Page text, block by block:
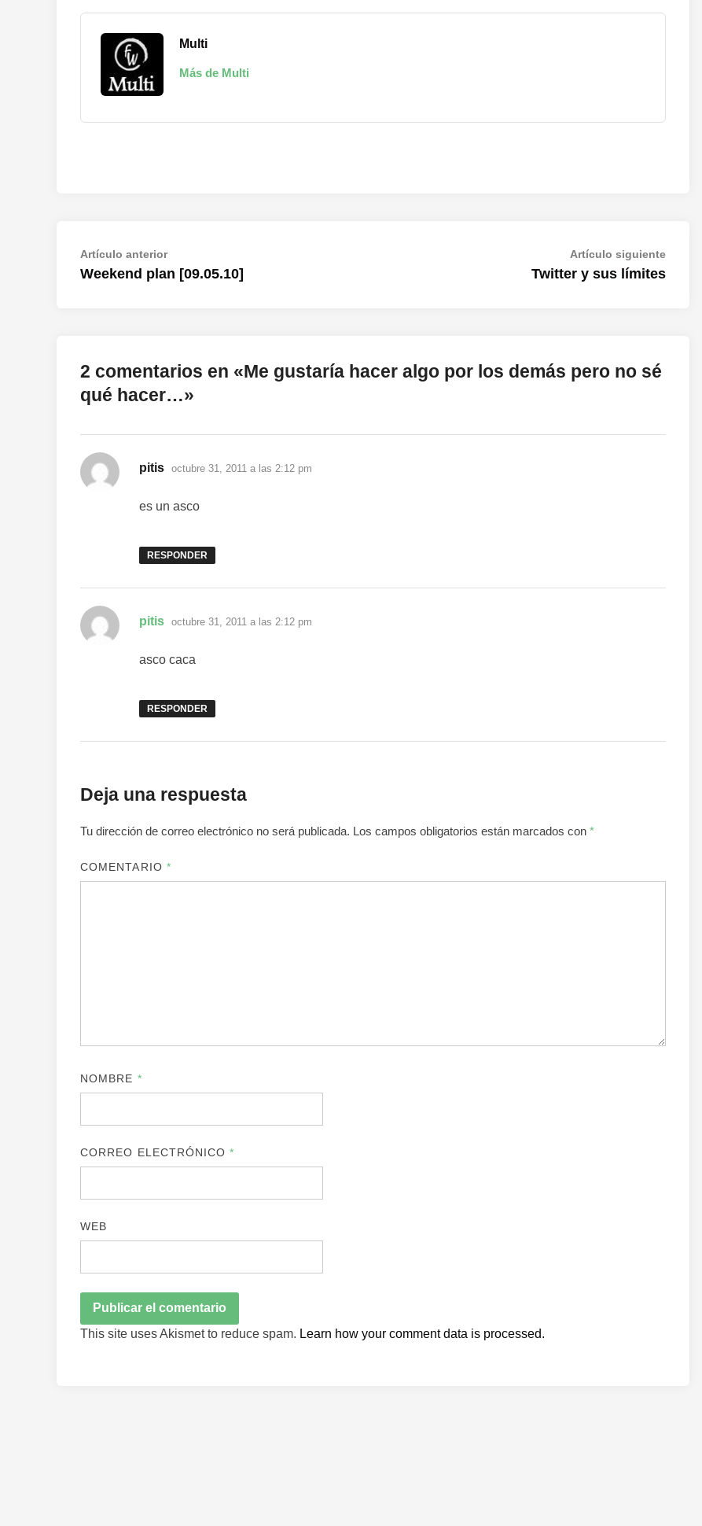
Multi
Más de Multi
Navegación
de
Artículo anteriorArtículo
anterior:
Weekend plan [09.05.10]
Artículo siguienteArtículo
Twitter y sus límites
2 comentarios en «Me gustaría hacer algo por los demás pero no sé
qué hacer…»
pitis dice:
octubre 31, 2011 a las 2:12 pm
es un asco
RESPONDER
pitis dice:
octubre 31, 2011 a las 2:12 pm
asco caca
RESPONDER
Deja una respuesta
Tu dirección de correo electrónico no será publicada. Los campos obligatorios están marcados con *
COMENTARIO *
NOMBRE *
CORREO ELECTRÓNICO*
WEB
This site uses Akismet to reduce spam. Learn how your comment data is processed.